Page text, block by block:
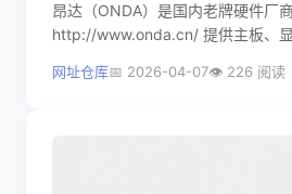
昂达（ONDA）是国内老牌硬件厂
http://www.onda.cn/ 提供主板、
成为大众装机与办公设备的热门选择
网址仓库 2026-04-07 226 阅读